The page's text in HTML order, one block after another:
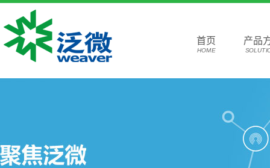
首页
HOME
产品